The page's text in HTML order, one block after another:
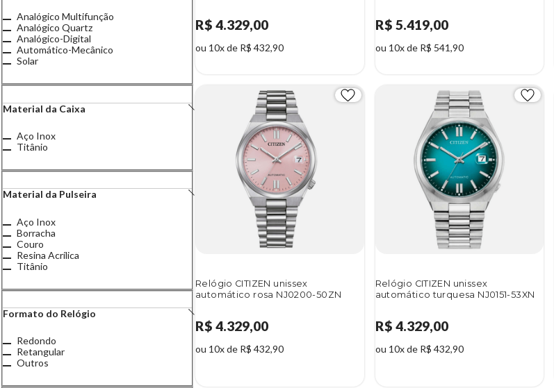
Analógico Multifunção
Analógico Quartz
Analógico-Digital
Automático-Mecânico
Solar
Material da Caixa
Aço Inox
Titânio
Material da Pulseira
Aço Inox
Borracha
Couro
Resina Acrílica
Titânio
Formato do Relógio
Redondo
Retangular
Outros
R$ 4.329,00
ou 10x de R$ 432,90
R$ 5.419,00
ou 10x de R$ 541,90
Relógio CITIZEN unissex
automático rosa NJ0200-50ZN
R$ 4.329,00
ou 10x de R$ 432,90
Relógio CITIZEN unissex
automático turquesa NJ0151-53XN
R$ 4.329,00
ou 10x de R$ 432,90